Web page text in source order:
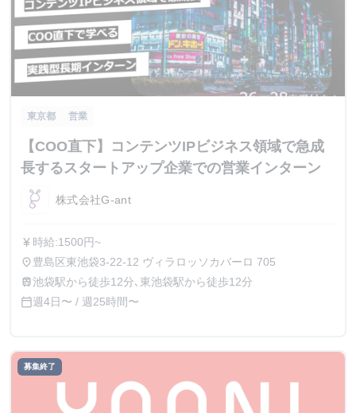
東京都 営業
【COO直下】コンテンツIPビジネス領域で急成
長するスタートアップ企業での営業インターン
株式会社G-ant
currency_yen 時給:1500円~
place 豊島区東池袋3-22-12 ヴィラロッソカバーロ 705
train池袋駅から徒歩12分､東池袋駅から徒歩12分
calendar_today週4日〜 / 週25時間〜
募集終了